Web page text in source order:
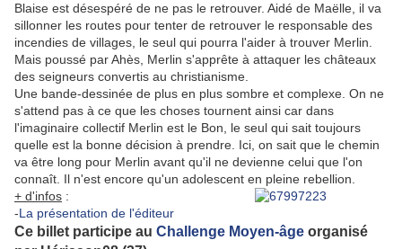
Blaise est désespéré de ne pas le retrouver. Aidé de Maëlle, il va
sillonner les routes pour tenter de retrouver le responsable des
incendies de villages, le seul qui pourra l'aider à trouver Merlin.
Mais poussé par Ahès, Merlin s'apprête à attaquer les châteaux
des seigneurs convertis au christianisme.
Une bande-dessinée de plus en plus sombre et complexe. On ne
s'attend pas à ce que les choses tournent ainsi car dans
l'imaginaire collectif Merlin est le Bon, le seul qui sait toujours
quelle est la bonne décision à prendre. Ici, on sait que le chemin
va être long pour Merlin avant qu'il ne devienne celui que l'on
connaît. Il n'est encore qu'un adolescent en pleine rebellion.
+ d'infos :
-La présentation de l'éditeur
Ce billet participe au Challenge Moyen-âge organisé